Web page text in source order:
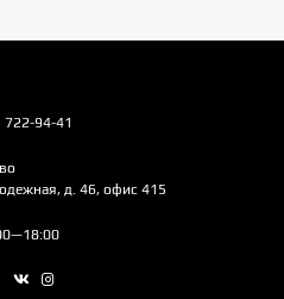
722-94-41
д. 46, офис 415